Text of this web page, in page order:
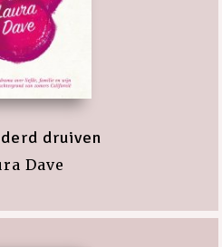
druiven
Dave